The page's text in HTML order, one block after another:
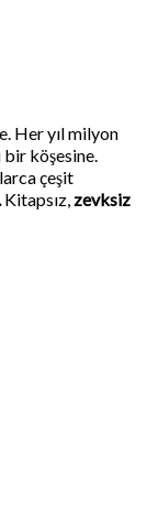
Her yıl milyon
bir köşesine.
çeşit
Kitapsız, zevksiz